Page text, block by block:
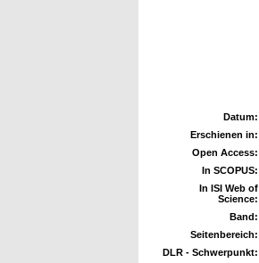
Datum:
Erschienen in:
Open Access:
In SCOPUS:
In ISI Web of
Science:
Band:
Seitenbereich:
DLR - Schwerpunkt: